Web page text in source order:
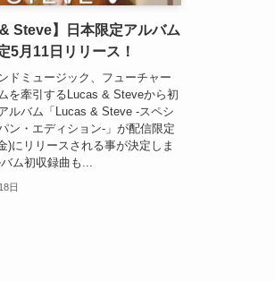
Steve】日本限定アルバム
5月11日リリース！
ドミュージック、フューチャー
を牽引するLucas & Steveから初
ルバム「Lucas & Steve -スペシ
ン・エディション-」が配信限定
)にリリースされる事が決定しま
ム初収録曲も...
日